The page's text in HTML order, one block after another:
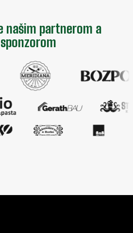
našim partnerom a
sponzorom